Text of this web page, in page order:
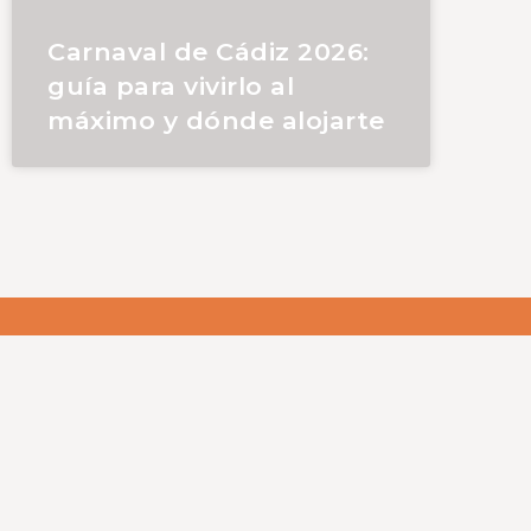
Carnaval de Cádiz 2026:
guía para vivirlo al
máximo y dónde alojarte